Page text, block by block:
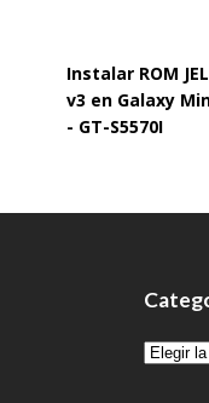
Instalar ROM
v3 en Galaxy
- GT-S5570I